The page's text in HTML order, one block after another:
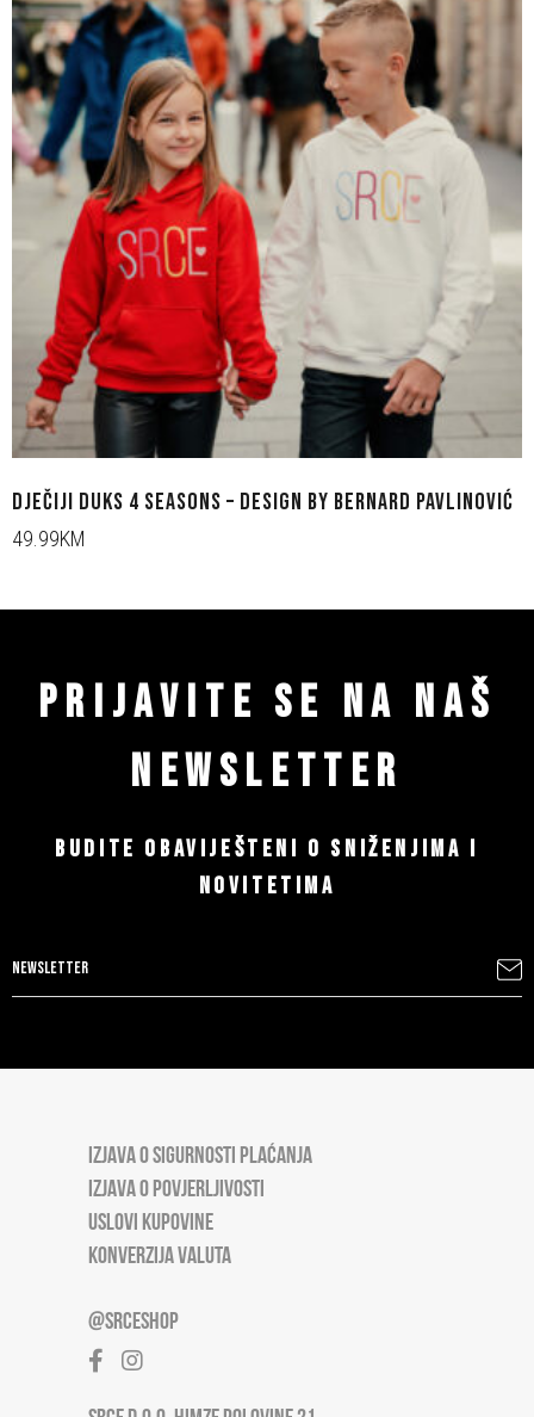
DJEČIJI DUKS 4 SEASONS – DESIGN BY BERNARD PAVLINOVIĆ
49.99KM
PRIJAVITE SE NA NAŠ
NEWSLETTER
BUDITE OBAVIJEŠTENI O SNIŽENJIMA I
NOVITETIMA
IZJAVA O SIGURNOSTI PLAĆANJA
IZJAVA O POVJERLJIVOSTI
USLOVI KUPOVINE
KONVERZIJA VALUTA
@SRCESHOP